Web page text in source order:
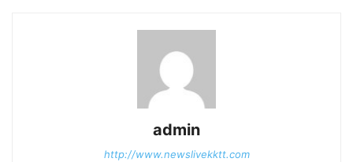
admin
http://www.newslivekktt.com